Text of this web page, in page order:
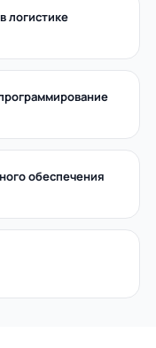
логистике
обеспечения